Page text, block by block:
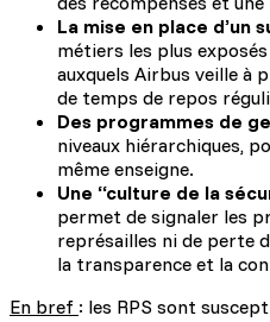
La mise en place d’un
métiers les plus
auxquels Airbus veille à
de temps de repos
Des programmes de
niveaux hiérarchiques,
même enseigne.
Une “culture de la
permet de signaler les
représailles ni de perte
la transparence et la
En bref : les RPS sont